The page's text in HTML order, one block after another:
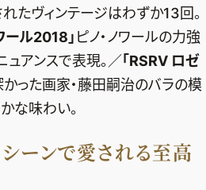
たヴィンテージはわずか13回。
ール2018」 ピノ・ノワールの力強
ュアンスで表現。／「RSRV ロゼ
った画家・藤田嗣治のバラの模
な味わい。
シーンで愛される至高